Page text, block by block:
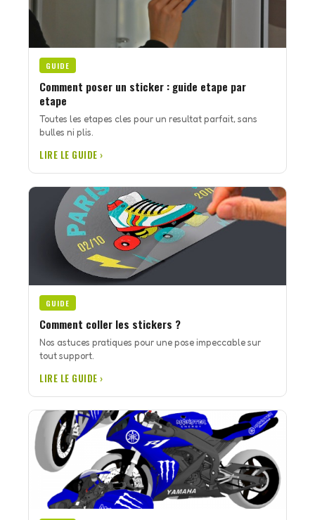
GUIDE
Comment poser un sticker : guide etape par
etape
Toutes les etapes cles pour un resultat parfait, sans
bulles ni plis.
LIRE LE GUIDE ›
GUIDE
Comment coller les stickers ?
Nos astuces pratiques pour une pose impeccable sur
tout support.
LIRE LE GUIDE ›